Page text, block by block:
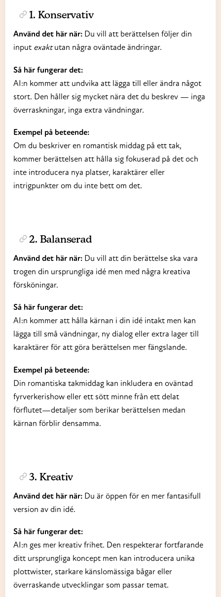
1. Konservativ
Använd det här när: Du vill att berättelsen följer din
input exaktutan några oväntade ändringar.
Så här fungerar det:
AI:n kommer att undvika att lägga till eller ändra något
stort. Den håller sig mycket nära det du beskrev — inga
överraskningar, inga extra vändningar.
Exempel på beteende:
Om du beskriver en romantisk middag på ett tak,
kommer berättelsen att hålla sig fokuserad på det och
inte introducera nya platser, karaktärer eller
intrigpunkter om du inte bett om det.
2. Balanserad
Använd det här när: Du vill att din berättelse ska vara
trogen din ursprungliga idé men med några kreativa
försköningar.
Så här fungerar det:
AI:n kommer att hålla kärnan i din idé intakt men kan
lägga till små vändningar, ny dialog eller extra lager till
karaktärer för att göra berättelsen mer fängslande.
Exempel på beteende:
Din romantiska takmiddag kan inkludera en oväntad
fyrverkerishow eller ett sött minne från ett delat
förflutet—detaljer som berikar berättelsen medan
kärnan förblir densamma.
3. Kreativ
Använd det här när: Du är öppen för en mer fantasifull
version av din idé.
Så här fungerar det:
AI:n ges mer kreativ frihet. Den respekterar fortfarande
ditt ursprungliga koncept men kan introducera unika
plottwister, starkare känslomässiga bågar eller
överraskande utvecklingar som passar temat.